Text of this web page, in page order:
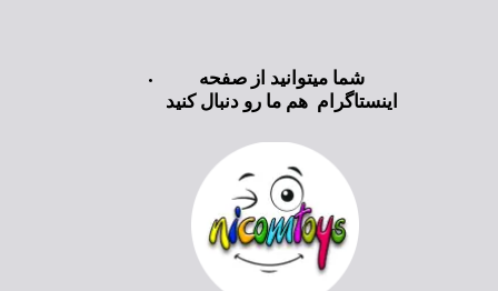
شما میتوانید از صفحه
اینستاگرام هم ما رو دنبال کنید